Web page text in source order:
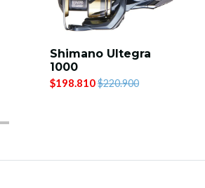
Shimano Ultegra
1000
$198.810$220.900